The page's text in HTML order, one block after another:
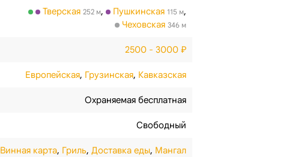
Тверская 252 м, Пушкинская 115 м,
Чеховская 346 м
2500 - 3000 ₽
Европейская, Грузинская, Кавказская
Охраняемая бесплатная
Свободный
Винная карта, Гриль, Доставка еды, Мангал